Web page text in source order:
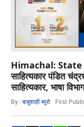
Himachal: State
साहित्यकार पंडित
साहित्यकार, भाषा
By :बाबूशाही ब्यूरो First